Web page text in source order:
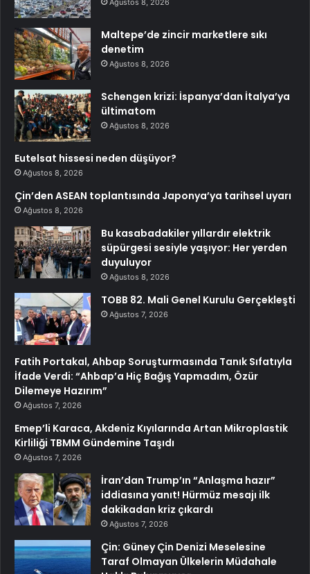
Ağustos 8, 2026
Maltepe’de zincir marketlere sıkı
denetim
Ağustos 8, 2026
Schengen krizi: İspanya’dan İtalya’ya
ültimatom
Ağustos 8, 2026
Eutelsat hissesi neden düşüyor?
Ağustos 8, 2026
Çin’den ASEAN toplantısında Japonya’ya tarihsel uyarı
Ağustos 8, 2026
Bu kasabadakiler yıllardır elektrik
süpürgesi sesiyle yaşıyor: Her yerden
duyuluyor
Ağustos 8, 2026
TOBB 82. Mali Genel Kurulu Gerçekleşti
Ağustos 7, 2026
Fatih Portakal, Ahbap Soruşturmasında Tanık Sıfatıyla
İfade Verdi: “Ahbap’a Hiç Bağış Yapmadım, Özür
Dilemeye Hazırım”
Ağustos 7, 2026
Emep’li Karaca, Akdeniz Kıyılarında Artan Mikroplastik
Kirliliği TBMM Gündemine Taşıdı
Ağustos 7, 2026
İran’dan Trump’ın “Anlaşma hazır”
iddiasına yanıt! Hürmüz mesajı ilk
dakikadan kriz çıkardı
Ağustos 7, 2026
Çin: Güney Çin Denizi Meselesine
Taraf Olmayan Ülkelerin Müdahale